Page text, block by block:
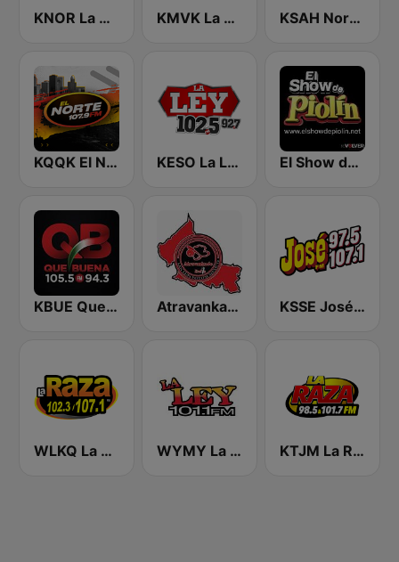
KNOR La Raza 93.7 (US Only) KMVK La Grande 107.5 FM KSAH Norteño 720 y 104.1
KQQK El Norte 107.9 / 101.7 FM KESO La Ley 102.5 and 92.7 FM El Show de Piolín
KBUE Que Buena 105.5 / 94.3 FM (US Only) Atravankado Radio KSSE José 97.5 y 107.1
WLKQ La Raza 102.3 WYMY La Ley 101.1 FM KTJM La Raza 98.5 / 103.3 FM KJOJ